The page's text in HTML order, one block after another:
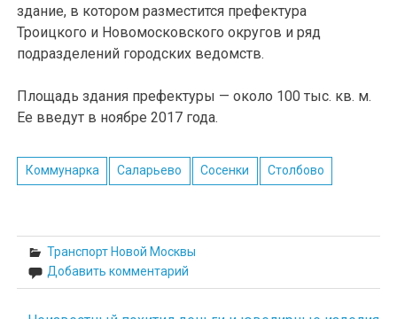
здание, в котором разместится префектура
Троицкого и Новомосковского округов и ряд
подразделений городских ведомств.
Площадь здания префектуры — около 100 тыс. кв. м.
Ее введут в ноябре 2017 года.
Коммунарка Саларьево Сосенки Столбово
Транспорт Новой Москвы
Добавить комментарий